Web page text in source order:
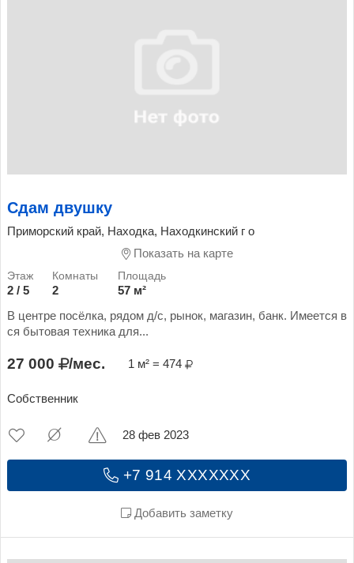
Сдам двушку
Приморский край, Находка, Находкинский г о
Показать на карте
2 / 5 2
57 м²
В центре посёлка, рядом д/с, рынок, магазин, банк. Имеется в
ся бытовая техника для...
27 000 /мес. 1 м² = 474
Собственник
+7 914 XXXXXXX
Добавить заметку
28 фев 2023